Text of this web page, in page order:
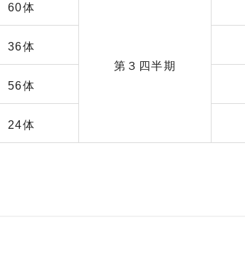
60体
第３四半期
36体
56体
24体